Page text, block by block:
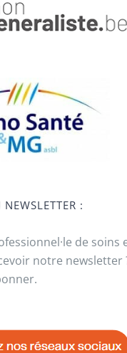
:
de soins
notre newsletter